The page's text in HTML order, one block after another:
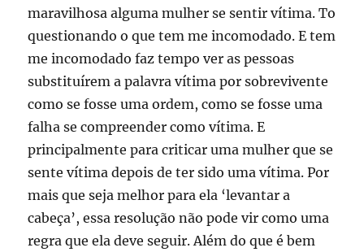
maravilhosa alguma mulher se sentir vítima. To
questionando o que tem me incomodado. E tem
me incomodado faz tempo ver as pessoas
substituírem a palavra vítima por sobrevivente
como se fosse uma ordem, como se fosse uma
falha se compreender como vítima. E
principalmente para criticar uma mulher que se
sente vítima depois de ter sido uma vítima. Por
mais que seja melhor para ela ‘levantar a
cabeça’, essa resolução não pode vir como uma
regra que ela deve seguir. Além do que é bem